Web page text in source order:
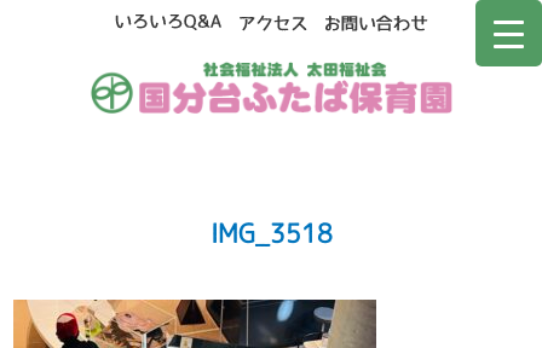
IMG_3518